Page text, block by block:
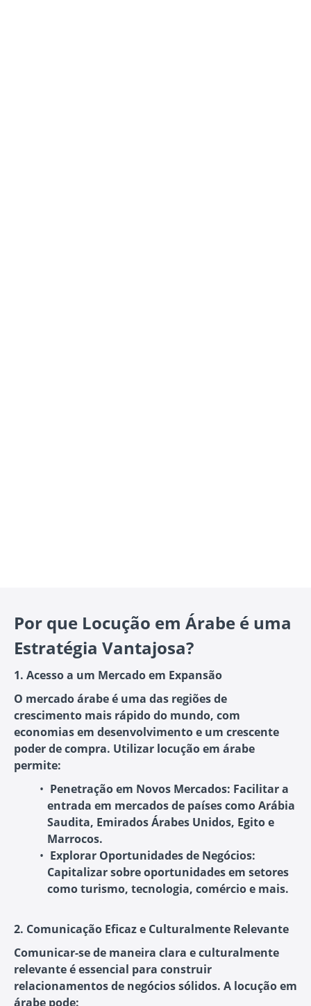
Por que Locução em Árabe é uma
Estratégia Vantajosa?
1. Acesso a um Mercado em Expansão
O mercado árabe é uma das regiões de
crescimento mais rápido do mundo, com
economias em desenvolvimento e um crescente
poder de compra. Utilizar locução em árabe
permite:
Penetração em Novos Mercados: Facilitar a
entrada em mercados de países como Arábia
Saudita, Emirados Árabes Unidos, Egito e
Marrocos.
Explorar Oportunidades de Negócios:
Capitalizar sobre oportunidades em setores
como turismo, tecnologia, comércio e mais.
2. Comunicação Eficaz e Culturalmente Relevante
Comunicar-se de maneira clara e culturalmente
relevante é essencial para construir
relacionamentos de negócios sólidos. A locução em
árabe pode: